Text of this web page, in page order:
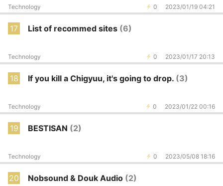
0 2023/01/19 04:21
Technology
17 List of recommed sites (6)
0 2023/01/17 20:13
Technology
18 If you kill a Chigyuu, it's going to drop. (3)
0 2023/01/22 00:16
Technology
19 BESTISAN (2)
0 2023/05/08 18:16
Technology
20 Nobsound & Douk Audio (2)